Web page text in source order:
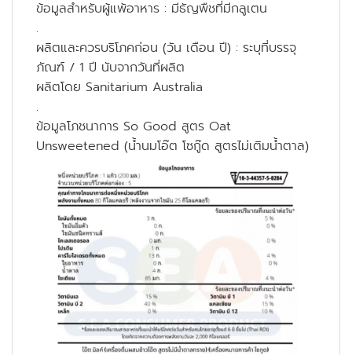
ข้อมูลสำหรับผู้แพ้อาหาร : มีธัญพืชที่มีกลูเตน
.
ผลิตและควรบริโภคก่อน (วัน เดือน ปี) : ระบุที่บรรจุ
ภัณฑ์ / 1 ปี นับจากวันที่ผลิต
ผลิตโดย Sanitarium Australia
.
ข้อมูลโภชนาการ So Good สูตร Oat
Unsweetened (น้ำนมโอ๊ต โซกู๊ด สูตรไม่เติมน้ำตาล)